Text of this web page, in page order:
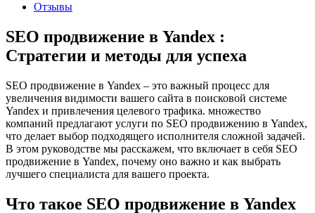
Отзывы
SEO продвижение в Yandex :
Стратегии и методы для успеха
SEO продвижение в Yandex – это важный процесс для
увеличения видимости вашего сайта в поисковой системе
Yandex и привлечения целевого трафика. множество
компаний предлагают услуги по SEO продвижению в Yandex,
что делает выбор подходящего исполнителя сложной задачей.
В этом руководстве мы расскажем, что включает в себя SEO
продвижение в Yandex, почему оно важно и как выбрать
лучшего специалиста для вашего проекта.
Что такое SEO продвижение в Yandex